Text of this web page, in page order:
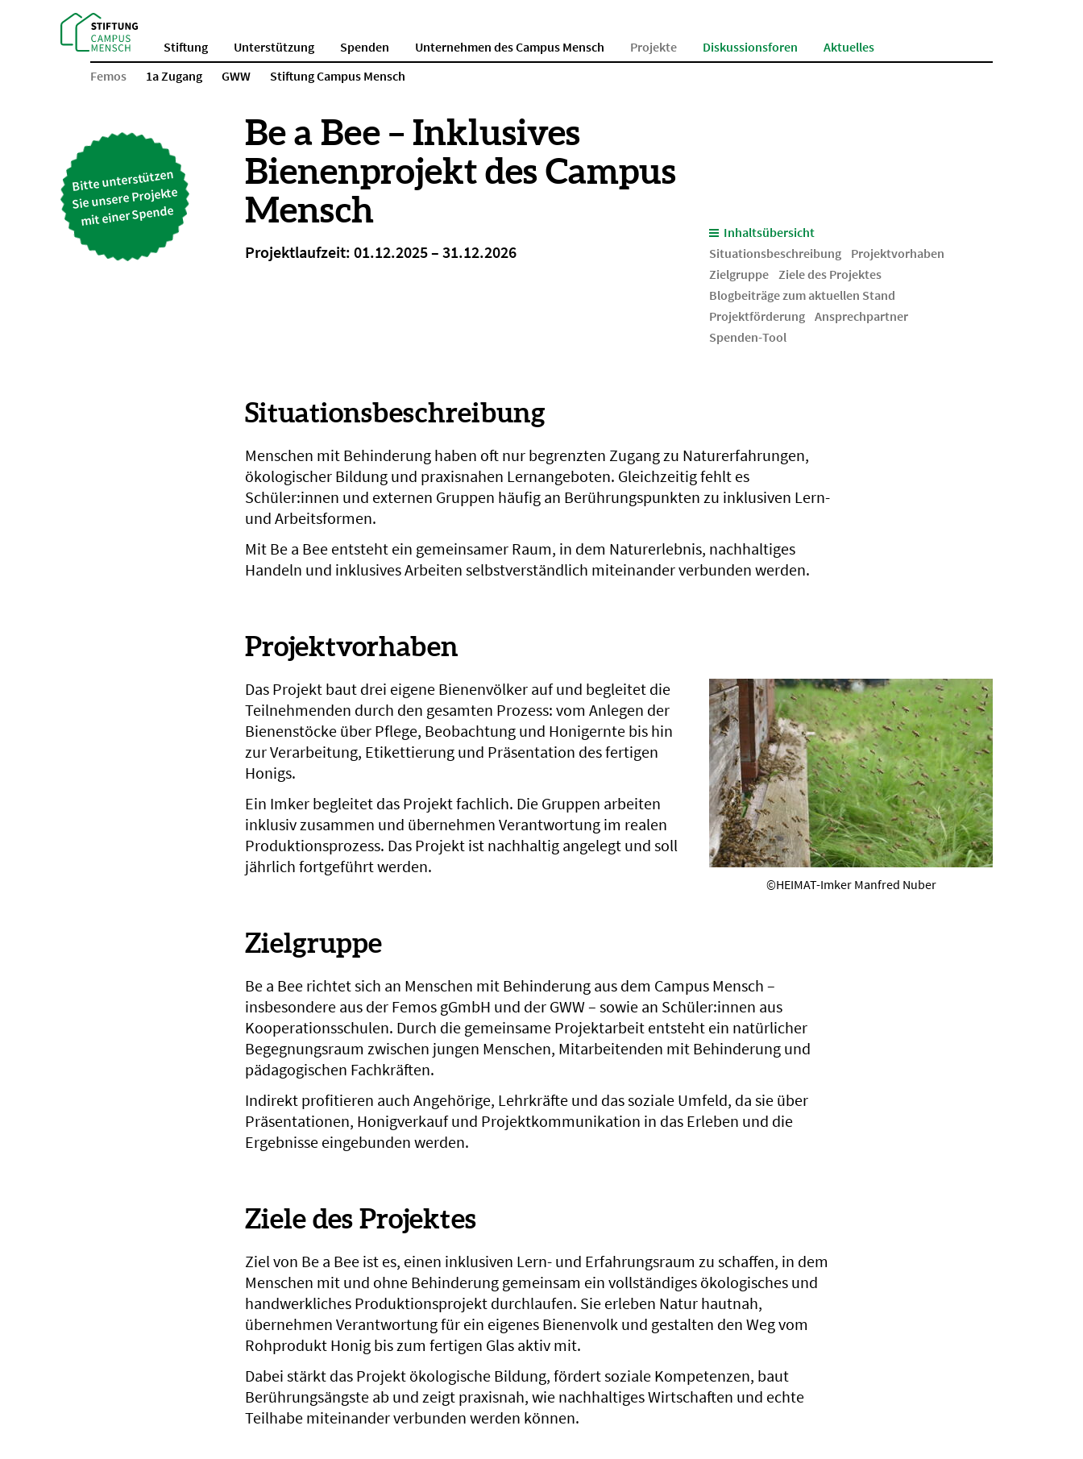
Stiftung Unterstützung Spenden Unternehmen des Campus Mensch Projekte Diskussionsforen
Aktuelles
Femos
1a Zugang GWW Stiftung Campus Mensch
Be a Bee – Inklusives
Bienenprojekt des Campus
Mensch
Projektlaufzeit: 01.12.2025 – 31.12.2026
Inhaltsübersicht
Situationsbeschreibung
Projektvorhaben
Zielgruppe Ziele des Projektes
Blogbeiträge zum aktuellen Stand
Projektförderung Ansprechpartner
Spenden-Tool
Bitte unterstützen
Sie unsere Projekte
mit einer Spende
Situationsbeschreibung
Menschen mit Behinderung haben oft nur begrenzten Zugang zu Naturerfahrungen,
ökologischer Bildung und praxisnahen Lernangeboten. Gleichzeitig fehlt es
Schüler:innen und externen Gruppen häufig an Berührungspunkten zu inklusiven Lern-
und Arbeitsformen.
Mit Be a Bee entsteht ein gemeinsamer Raum, in dem Naturerlebnis, nachhaltiges
Handeln und inklusives Arbeiten selbstverständlich miteinander verbunden werden.
Projektvorhaben
©HEIMAT-Imker Manfred Nuber
Das Projekt baut drei eigene Bienenvölker auf und begleitet die
Teilnehmenden durch den gesamten Prozess: vom Anlegen der
Bienenstöcke über Pflege, Beobachtung und Honigernte bis hin
zur Verarbeitung, Etikettierung und Präsentation des fertigen
Honigs.
Ein Imker begleitet das Projekt fachlich. Die Gruppen arbeiten
inklusiv zusammen und übernehmen Verantwortung im realen
Produktionsprozess. Das Projekt ist nachhaltig angelegt und soll
jährlich fortgeführt werden.
Zielgruppe
Be a Bee richtet sich an Menschen mit Behinderung aus dem Campus Mensch –
insbesondere aus der Femos gGmbH und der GWW – sowie an Schüler:innen aus
Kooperationsschulen. Durch die gemeinsame Projektarbeit entsteht ein natürlicher
Begegnungsraum zwischen jungen Menschen, Mitarbeitenden mit Behinderung und
pädagogischen Fachkräften.
Indirekt profitieren auch Angehörige, Lehrkräfte und das soziale Umfeld, da sie über
Präsentationen, Honigverkauf und Projektkommunikation in das Erleben und die
Ergebnisse eingebunden werden.
Ziele des Projektes
Ziel von Be a Bee ist es, einen inklusiven Lern- und Erfahrungsraum zu schaffen, in dem
Menschen mit und ohne Behinderung gemeinsam ein vollständiges ökologisches und
handwerkliches Produktionsprojekt durchlaufen. Sie erleben Natur hautnah,
übernehmen Verantwortung für ein eigenes Bienenvolk und gestalten den Weg vom
Rohprodukt Honig bis zum fertigen Glas aktiv mit.
Dabei stärkt das Projekt ökologische Bildung, fördert soziale Kompetenzen, baut
Berührungsängste ab und zeigt praxisnah, wie nachhaltiges Wirtschaften und echte
Teilhabe miteinander verbunden werden können.